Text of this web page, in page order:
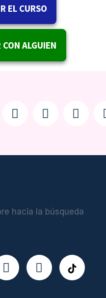
EL CURSO
ALGUIEN
hacia la búsqueda